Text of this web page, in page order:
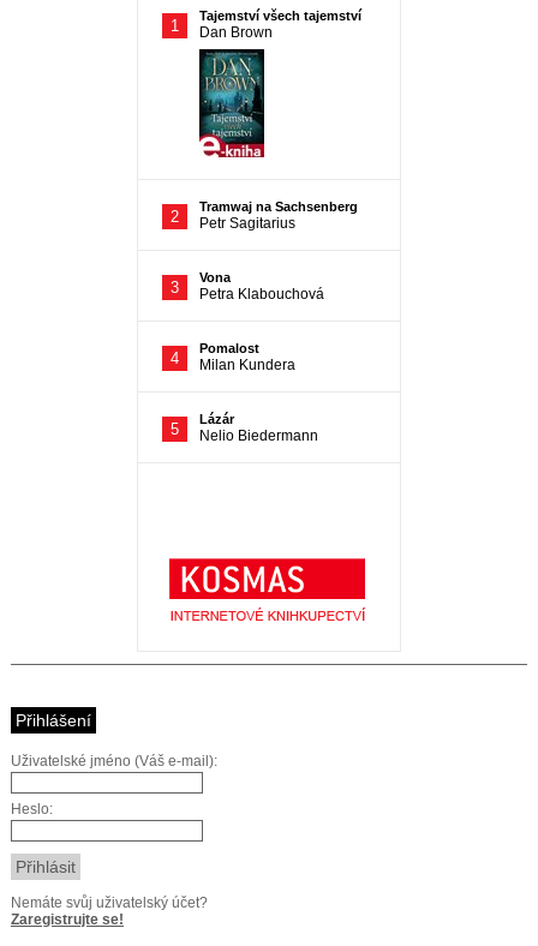
Přihlášení
Uživatelské jméno (Váš e-mail):
Heslo:
Nemáte svůj uživatelský účet?
Zaregistrujte se!